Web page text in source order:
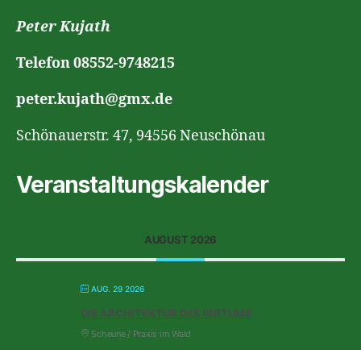
Peter Kujath
Telefon 08552-9748215
peter.kujath@gmx.de
Schönauerstr. 47, 94556 Neuschönau
Veranstaltungskalender
AUGUST 2026
AUG. 29 2026
DIE ARCHITEKTUR DES IRRTUMS
Scheune / Praxis im Wald